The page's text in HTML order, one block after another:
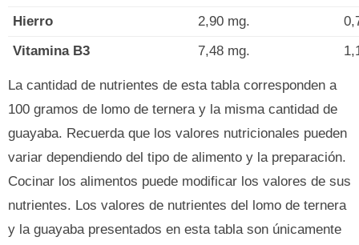
Hierro
2,90 mg.
Vitamina B3
7,48 mg.
La cantidad de nutrientes de esta tabla corresponden a
100 gramos de lomo de ternera y la misma cantidad de
guayaba. Recuerda que los valores nutricionales pueden
variar dependiendo del tipo de alimento y la preparación.
Cocinar los alimentos puede modificar los valores de sus
nutrientes. Los valores de nutrientes del lomo de ternera
y la guayaba presentados en esta tabla son únicamente